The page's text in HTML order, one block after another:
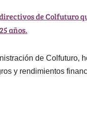
de Colfuturo
años.
de Colfuturo,
y rendimientos